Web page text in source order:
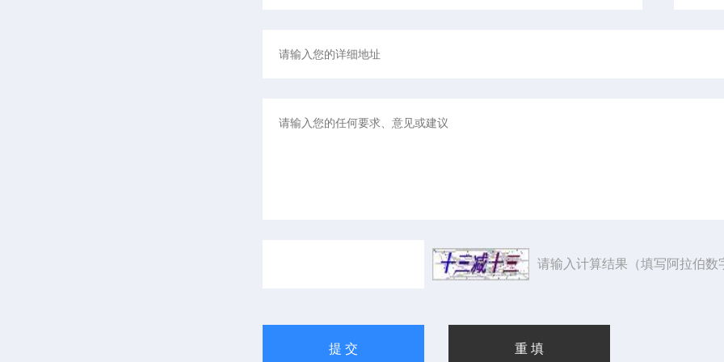
请输入计算结果（填写阿拉伯数